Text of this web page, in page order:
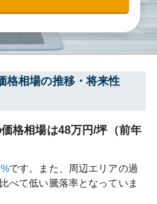
格相場の推移・将来性
格相場は48万円/坪（前年
です。
また、周辺エリアの過
べて低い騰落率となっていま